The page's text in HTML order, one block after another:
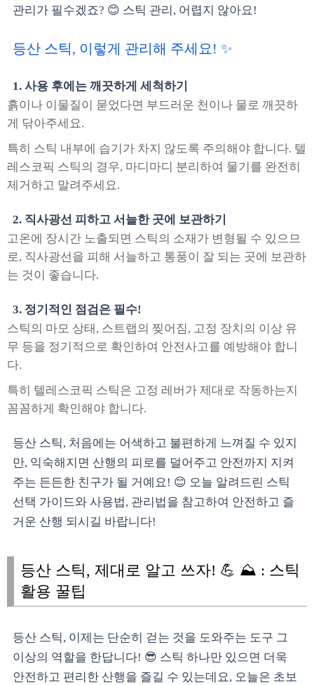
관리가 필수겠죠? 😊 스틱 관리, 어렵지 않아요!
등산 스틱, 이렇게 관리해 주세요! ✨
1. 사용 후에는 깨끗하게 세척하기
흙이나 이물질이 묻었다면 부드러운 천이나 물로 깨끗하
게 닦아주세요.
특히 스틱 내부에 습기가 차지 않도록 주의해야 합니다. 텔
레스코픽 스틱의 경우, 마디마디 분리하여 물기를 완전히
제거하고 말려주세요.
2. 직사광선 피하고 서늘한 곳에 보관하기
고온에 장시간 노출되면 스틱의 소재가 변형될 수 있으므
로, 직사광선을 피해 서늘하고 통풍이 잘 되는 곳에 보관하
는 것이 좋습니다.
3. 정기적인 점검은 필수!
스틱의 마모 상태, 스트랩의 찢어짐, 고정 장치의 이상 유
무 등을 정기적으로 확인하여 안전사고를 예방해야 합니
다.
특히 텔레스코픽 스틱은 고정 레버가 제대로 작동하는지
꼼꼼하게 확인해야 합니다.
등산 스틱, 처음에는 어색하고 불편하게 느껴질 수 있지
만, 익숙해지면 산행의 피로를 덜어주고 안전까지 지켜
주는 든든한 친구가 될 거예요! 😊 오늘 알려드린 스틱
선택 가이드와 사용법, 관리법을 참고하여 안전하고 즐
거운 산행 되시길 바랍니다!
등산 스틱, 제대로 알고 쓰자! 💪 ⛰️ : 스틱
활용 꿀팁
등산 스틱, 이제는 단순히 걷는 것을 도와주는 도구 그
이상의 역할을 한답니다! 😎 스틱 하나만 있으면 더욱
안전하고 편리한 산행을 즐길 수 있는데요, 오늘은 초보